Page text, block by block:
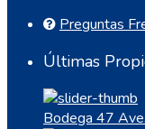
Preguntas
Últimas
Bodega 47